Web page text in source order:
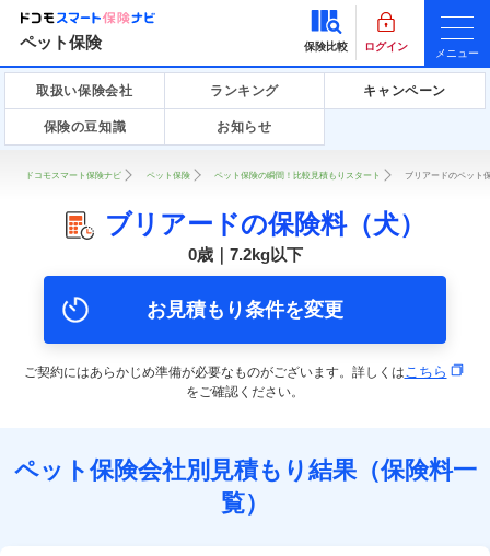
ペット保険 保険比較 ログイン
メニュー
取扱い保険会社 ランキング キャンペーン
保険の豆知識 お知らせ
ドコモスマート保険ナビ ペット保険 ペット保険の瞬間！比較見積もりスタート ブリアードのペット
ブリアードの保険料（犬）
0歳｜7.2kg以下
お見積もり条件を変更
ご契約にはあらかじめ準備が必要なものがございます。詳しくはこちら
をご確認ください。
ペット保険会社別見積もり結果（保険料一
覧）